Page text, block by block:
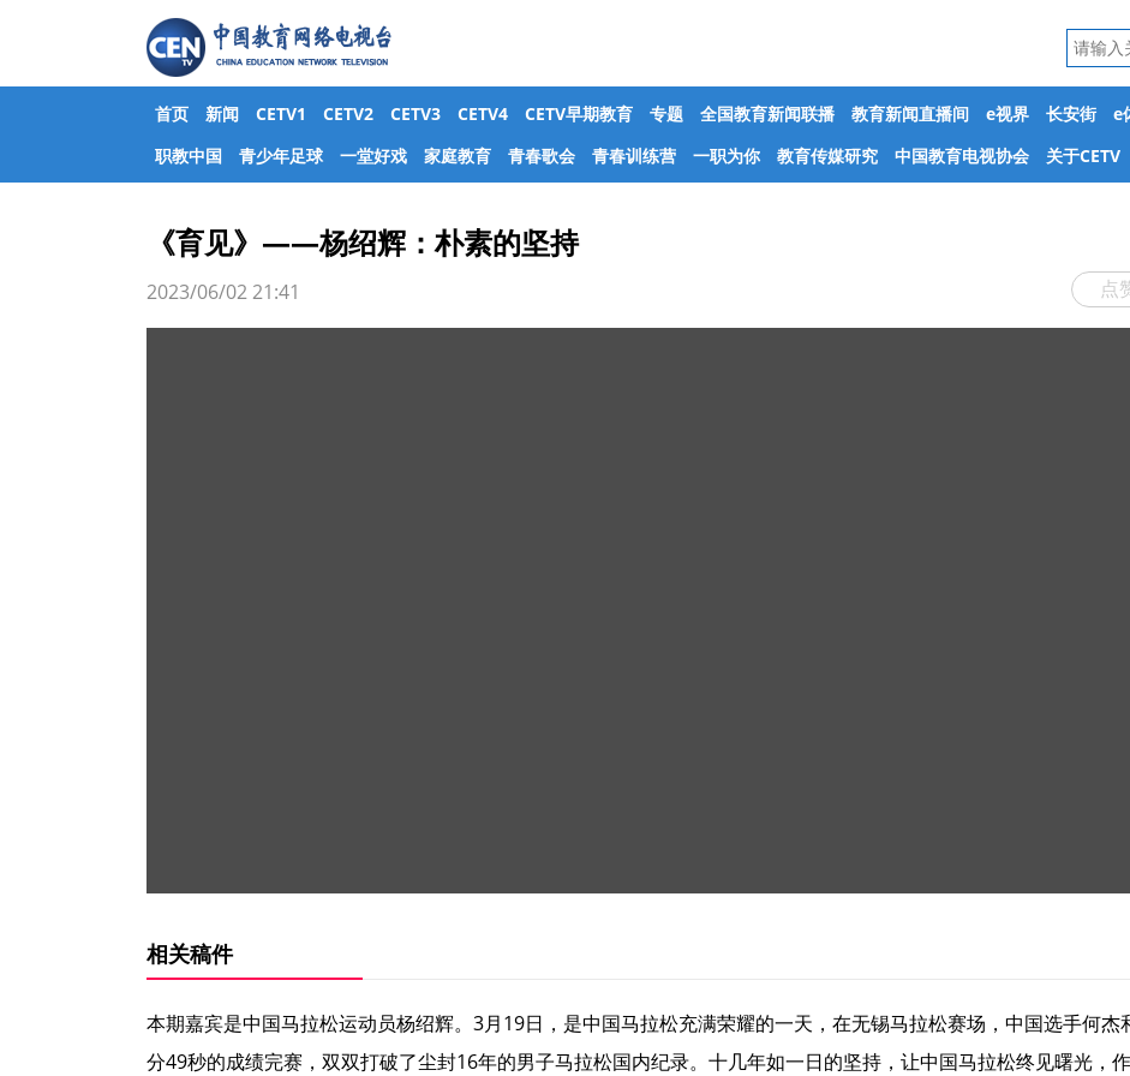
首页 新闻 CETV1 CETV2 CETV3 CETV4 CETV早期教育 专题 全国教育新闻联播 教育新闻直播间 e视界 长安街 e
职教中国
青少年足球 一堂好戏 家庭教育 青春歌会 青春训练营 一职为你 教育传媒研究 中国教育电视协会 关于CETV
《育见》——杨绍辉：朴素的坚持
点
2023/06/02 21:41
相关稿件
本期嘉宾是中国马拉松运动员杨绍辉。3月19日，是中国马拉松充满荣耀的一天，在无锡马拉松赛场，中国选手何
分49秒的成绩完赛，双双打破了尘封16年的男子马拉松国内纪录。十几年如一日的坚持，让中国马拉松终见曙光，